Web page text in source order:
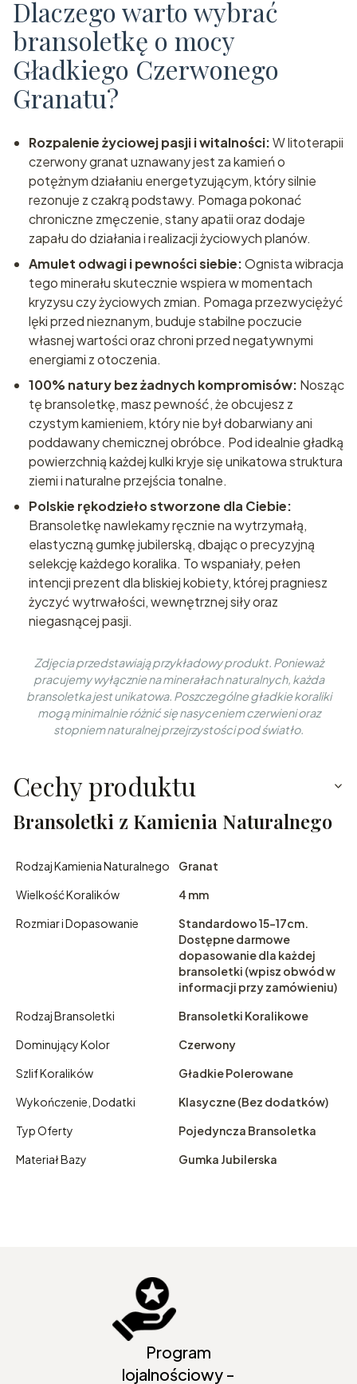
Dlaczego warto wybrać
bransoletkę o mocy
Gładkiego Czerwonego
Granatu?
Rozpalenie życiowej pasji i witalności:W litoterapii
czerwony granat uznawany jest za kamień o
potężnym działaniu energetyzującym, który silnie
rezonuje z czakrą podstawy. Pomaga pokonać
chroniczne zmęczenie, stany apatii oraz dodaje
zapału do działania i realizacji życiowych planów.
Amulet odwagi i pewności siebie:Ognista wibracja
tego minerału skutecznie wspiera w momentach
kryzysu czy życiowych zmian. Pomaga przezwyciężyć
lęki przed nieznanym, buduje stabilne poczucie
własnej wartości oraz chroni przed negatywnymi
energiami z otoczenia.
100% natury bez żadnych kompromisów: Nosząc
tę bransoletkę, masz pewność, że obcujesz z
czystym kamieniem, który nie był dobarwiany ani
poddawany chemicznej obróbce. Pod idealnie gładką
powierzchnią każdej kulki kryje się unikatowa struktura
ziemi i naturalne przejścia tonalne.
Polskie rękodzieło stworzone dla Ciebie:
Bransoletkę nawlekamy ręcznie na wytrzymałą,
elastyczną gumkę jubilerską, dbając o precyzyjną
selekcję każdego koralika. To wspaniały, pełen
intencji prezent dla bliskiej kobiety, której pragniesz
życzyć wytrwałości, wewnętrznej siły oraz
niegasnącej pasji.
Zdjęcia przedstawiają przykładowy produkt. Ponieważ
pracujemy wyłącznie na minerałach naturalnych, każda
bransoletka jest unikatowa. Poszczególne gładkie koraliki
mogą minimalnie różnić się nasyceniem czerwieni oraz
stopniem naturalnej przejrzystości pod światło.
Cechy produktu
Bransoletki z Kamienia Naturalnego
Rodzaj Kamienia Naturalnego
Granat
Wielkość Koralików
4 mm
Rozmiar i Dopasowanie
Standardowo 15-17cm.
Dostępne darmowe
dopasowanie dla każdej
bransoletki (wpisz obwód w
informacji przy zamówieniu)
Rodzaj Bransoletki
Bransoletki Koralikowe
Dominujący Kolor
Czerwony
Szlif Koralików
Gładkie Polerowane
Wykończenie, Dodatki
Klasyczne (Bez dodatków)
Typ Oferty
Pojedyncza Bransoletka
Materiał Bazy
Gumka Jubilerska
Program
lojalnościowy -